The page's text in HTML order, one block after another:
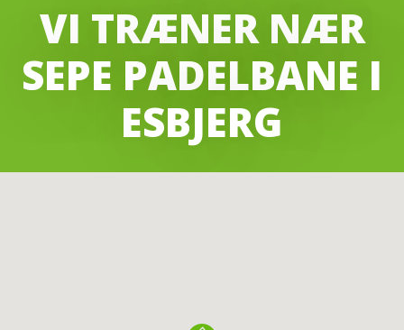
VI TRÆNER NÆR
SEPE PADELBANE I
ESBJERG